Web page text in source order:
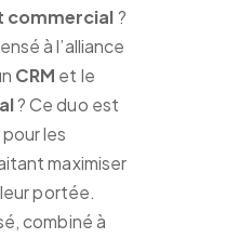
commercial?
à l’alliance
CRM et le
? Ce duo est
les
maximiser
portée.
combiné à